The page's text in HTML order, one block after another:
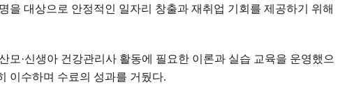
명을 대상으로 안정적인 일자리 창출과 재취업 기회를 제공하기 위해
모 ·신생아 건강관리사 활동에 필요한 이론과 실습 교육을 운영했으
이수하며 수료의 성과를 거뒀다.